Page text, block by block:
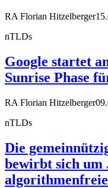
RA Florian Hitzelberger
nTLDs
Google startet
Sunrise Phase
RA Florian Hitzelberger
nTLDs
Die
bewirbt sich um